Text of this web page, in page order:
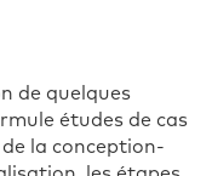
de quelques
études de cas
la conception-